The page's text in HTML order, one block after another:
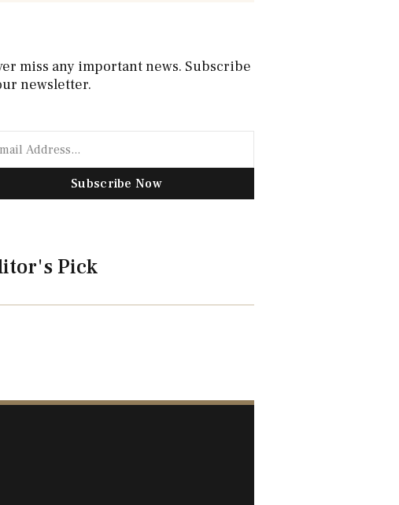
miss any important news. Subscribe
newsletter.
Subscribe Now
Pick